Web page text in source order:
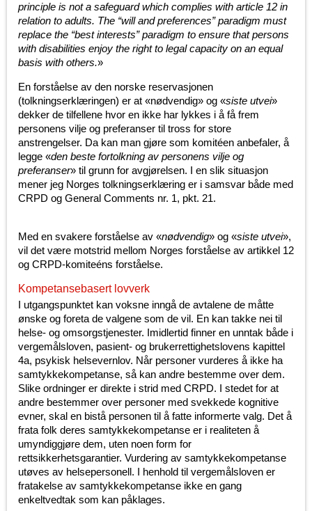
principle is not a safeguard which complies with article 12 in
relation to adults. The “will and preferences” paradigm must
replace the “best interests” paradigm to ensure that persons
with disabilities enjoy the right to legal capacity on an equal
basis with others.»
En forståelse av den norske reservasjonen
(tolkningserklæringen) er at «nødvendig» og «siste utvei»
dekker de tilfellene hvor en ikke har lykkes i å få frem
personens vilje og preferanser til tross for store
anstrengelser. Da kan man gjøre som komitéen anbefaler, å
legge «den beste fortolkning av personens vilje og
preferanser» til grunn for avgjørelsen. I en slik situasjon
mener jeg Norges tolkningserklæring er i samsvar både med
CRPD og General Comments nr. 1, pkt. 21.
Med en svakere forståelse av «nødvendig» og «siste utvei»,
vil det være motstrid mellom Norges forståelse av artikkel 12
og CRPD-komiteéns forståelse.
Kompetansebasert lovverk
I utgangspunktet kan voksne inngå de avtalene de måtte
ønske og foreta de valgene som de vil. En kan takke nei til
helse- og omsorgstjenester. Imidlertid finner en unntak både i
vergemålsloven, pasient- og brukerrettighetslovens kapittel
4a, psykisk helsevernlov. Når personer vurderes å ikke ha
samtykkekompetanse, så kan andre bestemme over dem.
Slike ordninger er direkte i strid med CRPD. I stedet for at
andre bestemmer over personer med svekkede kognitive
evner, skal en bistå personen til å fatte informerte valg. Det å
frata folk deres samtykkekompetanse er i realiteten å
umyndiggjøre dem, uten noen form for
rettsikkerhetsgarantier. Vurdering av samtykkekompetanse
utøves av helsepersonell. I henhold til vergemålsloven er
fratakelse av samtykkekompetanse ikke en gang
enkeltvedtak som kan påklages.